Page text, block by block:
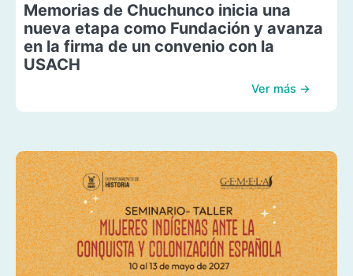
Memorias de Chuchunco inicia una
nueva etapa como Fundación y avanza
en la firma de un convenio con la
USACH
Ver más →